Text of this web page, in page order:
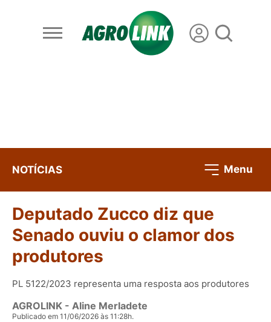
NOTÍCIAS Menu
Deputado Zucco diz que
Senado ouviu o clamor dos
produtores
PL 5122/2023 representa uma resposta aos produtores
AGROLINK - Aline Merladete
Publicado em 11/06/2026 às 11:28h.